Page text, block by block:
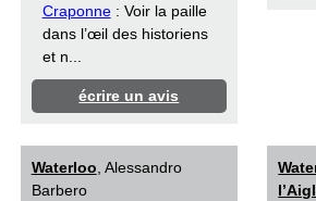
Craponne: Voir la paille
dans l’œil des historiens
et n...
écrire un avis
Waterloo , Alessandro
Barbero